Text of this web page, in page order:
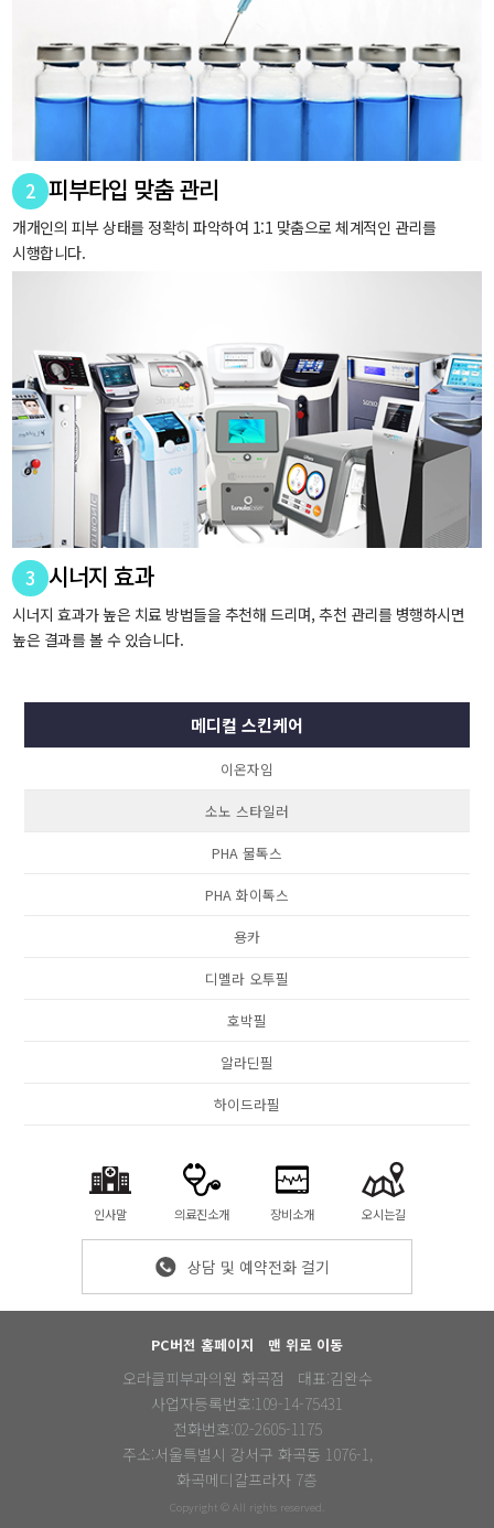
2 피부타입 맞춤 관리
개개인의 피부 상태를 정확히 파악하여 1:1 맞춤으로 체계적인 관리를
시행합니다.
3 시너지 효과
시너지 효과가 높은 치료 방법들을 추천해 드리며, 추천 관리를 병행하시면
높은 결과를 볼 수 있습니다.
메디컬 스킨케어
이온자임
소노 스타일러
PHA 물톡스
PHA 화이톡스
용카
디멜라 오투필
호박필
알라딘필
하이드라필
인사말 의료진소개 장비소개 오시는길
상담 및 예약전화 걸기
PC버전 홈페이지 맨 위로 이동
오라클피부과의원 화곡점 대표:김완수
사업자등록번호:109-14-75431
전화번호:02-2605-1175
주소:서울특별시 강서구 화곡동 1076-1,
화곡메디칼프라자 7층
Copyright © All rights reserved.